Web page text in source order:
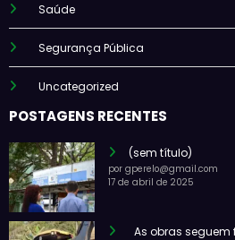
Saúde
Segurança Pública
Uncategorized
POSTAGENS RECENTES
(sem título)
por gperelo@gmail.com
17 de abril de 2025
As obras seguem